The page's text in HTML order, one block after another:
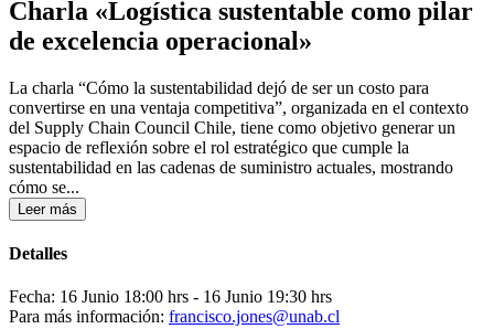
Charla «Logística sustentable como pilar
de excelencia operacional»
La charla “Cómo la sustentabilidad dejó de ser un costo para
convertirse en una ventaja competitiva”, organizada en el contexto
del Supply Chain Council Chile, tiene como objetivo generar un
espacio de reflexión sobre el rol estratégico que cumple la
sustentabilidad en las cadenas de suministro actuales, mostrando
cómo se...
Leer más
Detalles
Fecha: 16 Junio 18:00 hrs - 16 Junio 19:30 hrs
Para más información: francisco.jones@unab.cl